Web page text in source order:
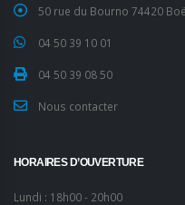
50 rue du Bourno 74420
04 50 39 10 01
04 50 39 08 50
Nous contacter
HORAIRES D’OUVERTURE
Lundi : 18h00 - 20h00